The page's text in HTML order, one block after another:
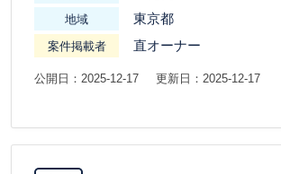
地域 東京都
案件掲載者 直オーナー
公開日：2025-12-17 更新日：2025-12-17